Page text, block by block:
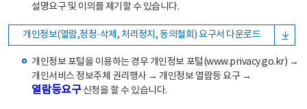
설명요구 및 이의를 제기할 수 있습니다.
개인정보(열람,정정·삭제, 처리정지, 동의철회) 요구서 다운로드
개인정보 포털을 이용하는 경우 개인정보 포털(www.privacy.go.kr) →
개인서비스 정보주체 권리행사 → 개인정보 열람등 요구 →
열람등요구신청을 할 수 있습니다.